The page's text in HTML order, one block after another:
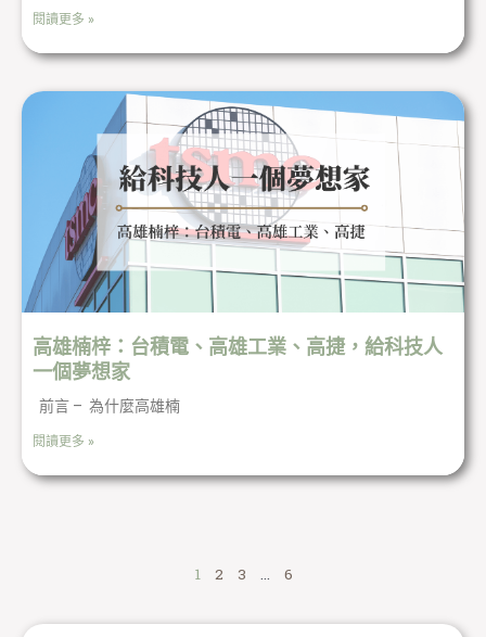
閱讀更多 »
高雄楠梓：台積電、高雄工業、高捷，給科技人
一個夢想家
前言 – 為什麼高雄楠
閱讀更多 »
1 2 3 ... 6